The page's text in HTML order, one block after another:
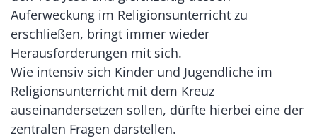
Auferweckung im Religionsunterricht zu
erschließen, bringt immer wieder
Herausforderungen mit sich.
Wie intensiv sich Kinder und Jugendliche im
Religionsunterricht mit dem Kreuz
auseinandersetzen sollen, dürfte hierbei eine der
zentralen Fragen darstellen.